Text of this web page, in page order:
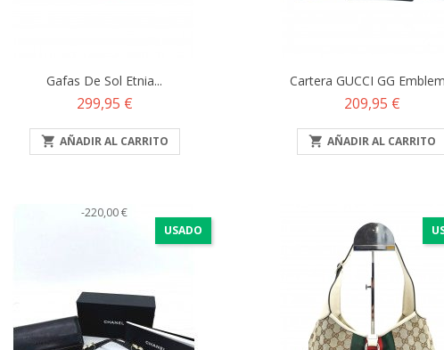
Gafas De Sol Etnia...
Precio
299,95 €
 AÑADIR AL CARRITO
Cartera GUCCI GG
Precio
209,95 €
 AÑADIR AL CARRITO
USADO
-220,00 €